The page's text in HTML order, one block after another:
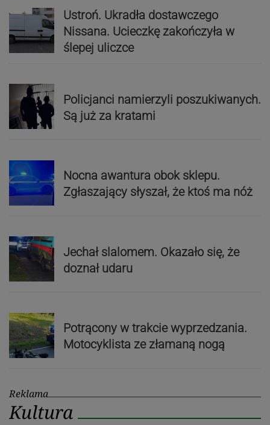
Ustroń. Ukradła dostawczego
Nissana. Ucieczkę zakończyła w
ślepej uliczce
Policjanci namierzyli poszukiwanych.
Są już za kratami
Nocna awantura obok sklepu.
Zgłaszający słyszał, że ktoś ma nóż
Jechał slalomem. Okazało się, że
doznał udaru
Potrącony w trakcie wyprzedzania.
Motocyklista ze złamaną nogą
Reklama
Kultura